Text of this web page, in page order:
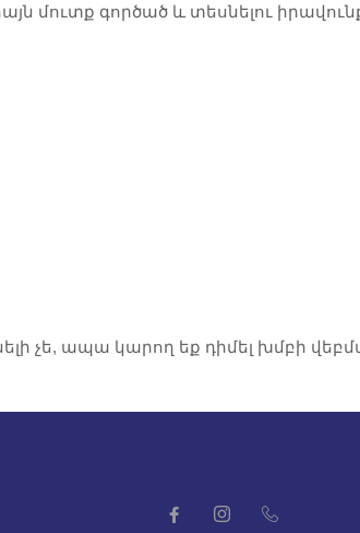
մուտք գործած և տեսնելու
չե, ապա կարող եք դիմել խմբի